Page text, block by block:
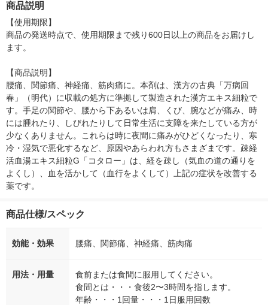
シ） オリジナル
商品説明
【使用期限】
商品の発送時点で、使用期限まで残り600日以上の商品をお届けし
ます。
【商品説明】
腰痛、関節痛、神経痛、筋肉痛に。本剤は、漢方の古典「万病回
春」（明代）に収載の処方に準拠して製造された漢方エキス細粒で
す。手足の関節や、腰から下あるいは肩、くび、腕などが痛み、時
には腫れたり、しびれたりして日常生活に支障を来たしている方が
少なくありません。これらは時に夜間に痛みがひどくなったり、寒
冷・湿気で悪化するなど、原因やあらわれ方もさまざまです。疎経
活血湯エキス細粒G「コタロー」は、経を疎し（気血の道の通りを
よくし）、血を活かして（血行をよくして）上記の症状を改善する
薬です。
商品仕様/スペック
効能・効果 腰痛、関節痛、神経痛、筋肉痛
用法・用量
食前または食間に服用してください。
食間とは・・・食後2〜3時間を指します。
年齢・・・1回量・・・1日服用回数